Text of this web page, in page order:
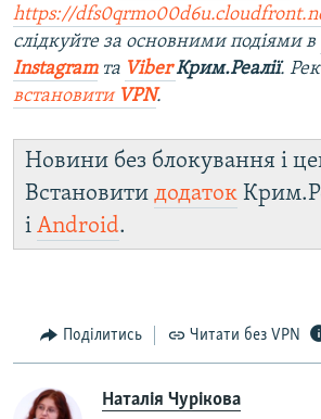
https://
слідкуйте за основними подіями в
Instagramта ViberКрим.Реалії. Ре
встановити VPN.
Новини без блокування і
Встановити додаток
і Android.
Поділитись Читати без VPN
Наталія Чурікова